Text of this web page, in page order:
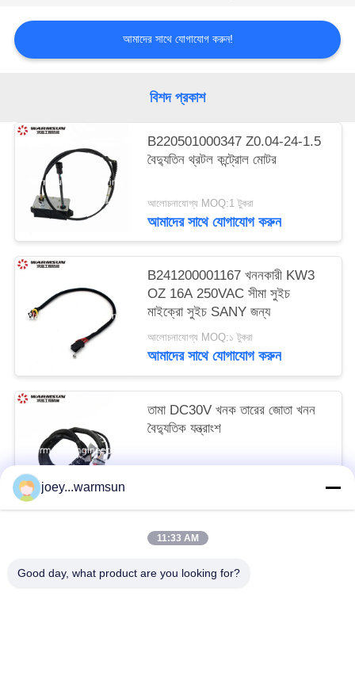
আমাদের সাথে যোগাযোগ করুন!
বিশদ প্রকাশ
B220501000347 Z0.04-24-1.5
বৈদ্যুতিন থ্রটল কন্ট্রোল মোটর
আলোচনাযোগ্য MOQ:1 টুকরা
আমাদের সাথে যোগাযোগ করুন
B241200001167 খননকারী KW3
OZ 16A 250VAC সীমা সুইচ
মাইক্রো সুইচ SANY জন্য
আলোচনাযোগ্য MOQ:১ টুকরা
আমাদের সাথে যোগাযোগ করুন
তামা DC30V খনক তারের জোতা খনন
বৈদ্যুতিক যন্ত্রাংশ
joey...warmsun
11:33 AM
Good day, what product are you looking for?